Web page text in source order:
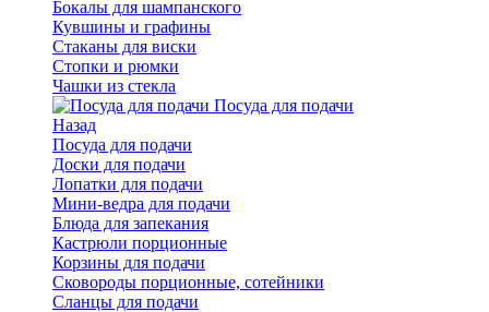
Бокалы для шампанского
Кувшины и графины
Стаканы для виски
Стопки и рюмки
Чашки из стекла
Посуда для подачи
Назад
Посуда для подачи
Доски для подачи
Лопатки для подачи
Мини-ведра для подачи
Блюда для запекания
Кастрюли порционные
Корзины для подачи
Сковороды порционные, сотейники
Сланцы для подачи